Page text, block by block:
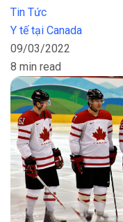
Tin Tức
Y tế tại Canada
09/03/2022
8 min read